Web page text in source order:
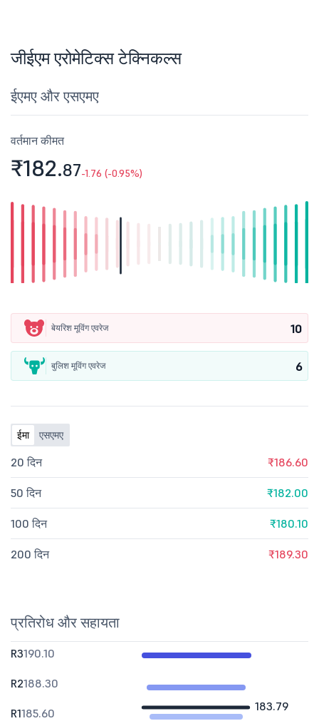
जीईएम एरोमेटिक्स टेक्निकल्स
ईएमए और एसएमए
वर्तमान कीमत
₹182.87-1.76 (-0.95%)
बेयरिश मूविंग एवरेज 10
बुलिश मूविंग एवरेज 6
ईमा एसएमए
20 दिन ₹186.60
50 दिन ₹182.00
100 दिन ₹180.10
200 दिन ₹189.30
प्रतिरोध और सहायता
183.79
R3190.10
R2188.30
R1185.60